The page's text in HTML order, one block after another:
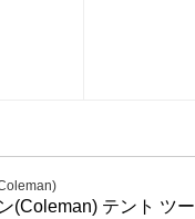
(Coleman) テント ツ